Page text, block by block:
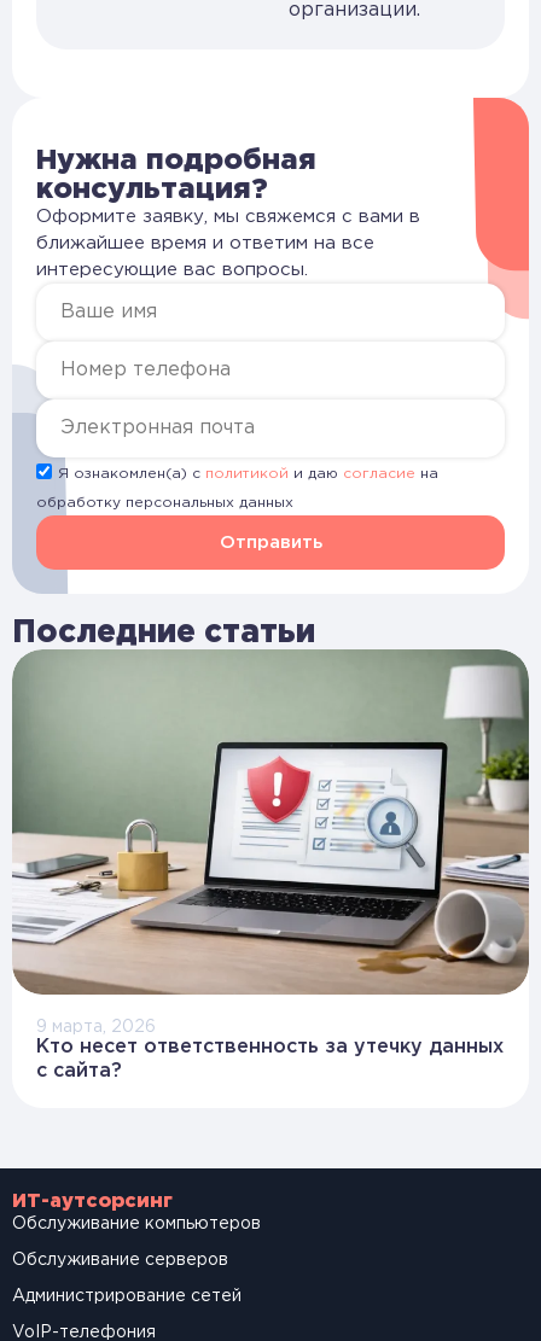
организации.
Последние статьи
9 марта, 2026
Кто несет ответственность за утечку данных
с сайта?
Нужна подробная
консультация?
Оформите заявку, мы свяжемся с вами в
ближайшее время и ответим на все
интересующие вас вопросы.
Я ознакомлен(а) с политикой и даю согласие на
обработку персональных данных
Отправить
ИТ-аутсорсинг
Обслуживание компьютеров
Обслуживание серверов
Администрирование сетей
VoIP-телефония